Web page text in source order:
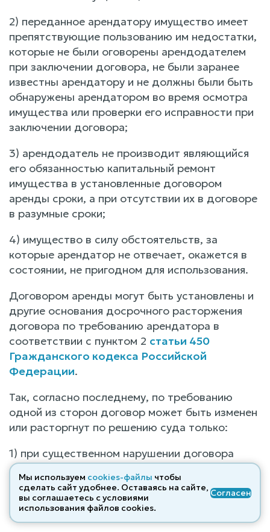
2) переданное арендатору имущество имеет
препятствующие пользованию им недостатки,
которые не были оговорены арендодателем
при заключении договора, не были заранее
известны арендатору и не должны были быть
обнаружены арендатором во время осмотра
имущества или проверки его исправности при
заключении договора;
3) арендодатель не производит являющийся
его обязанностью капитальный ремонт
имущества в установленные договором
аренды сроки, а при отсутствии их в договоре
в разумные сроки;
4) имущество в силу обстоятельств, за
которые арендатор не отвечает, окажется в
состоянии, не пригодном для использования.
Договором аренды могут быть установлены и
другие основания досрочного расторжения
договора по требованию арендатора в
соответствии с пунктом 2 статьи 450
Гражданского кодекса Российской
Федерации.
Так, согласно последнему, по требованию
одной из сторон договор может быть изменен
или расторгнут по решению суда только:
1) при существенном нарушении договора
другой стороной; 2) в иных случаях,
предусмотренныхГражданским кодексом
Российской Федерации, другими законами
или договором.
Мы используем cookies-файлы чтобы
сделать сайт удобнее. Оставаясь на сайте,
вы соглашаетесь с условиями
использования файлов cооkies.
Согласен